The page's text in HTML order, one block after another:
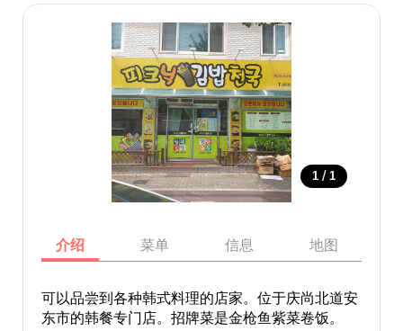
1 / 1
介绍 菜单 信息 地图
可以品尝到各种韩式料理的店家。位于庆尚北道安
东市的韩餐专门店。招牌菜是金枪鱼紫菜卷饭。